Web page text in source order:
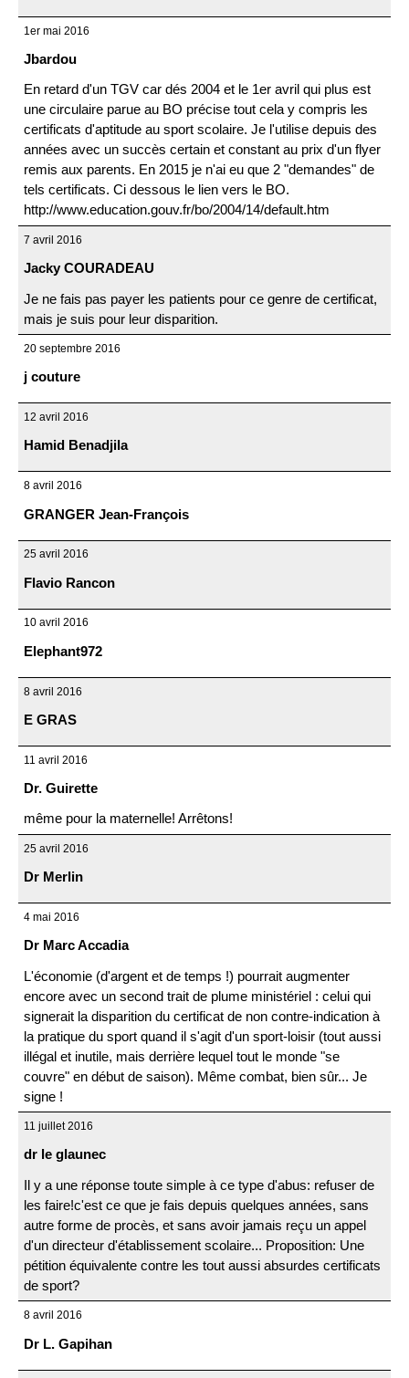
1er mai 2016
Jbardou
En retard d'un TGV car dés 2004 et le 1er avril qui plus est
une circulaire parue au BO précise tout cela y compris les
certificats d'aptitude au sport scolaire. Je l'utilise depuis des
années avec un succès certain et constant au prix d'un flyer
remis aux parents. En 2015 je n'ai eu que 2 "demandes" de
tels certificats. Ci dessous le lien vers le BO.
http://www.education.gouv.fr/bo/2004/14/default.htm
7 avril 2016
Jacky COURADEAU
Je ne fais pas payer les patients pour ce genre de certificat,
mais je suis pour leur disparition.
20 septembre 2016
j couture
12 avril 2016
Hamid Benadjila
8 avril 2016
GRANGER Jean-François
25 avril 2016
Flavio Rancon
10 avril 2016
Elephant972
8 avril 2016
E GRAS
11 avril 2016
Dr. Guirette
même pour la maternelle! Arrêtons!
25 avril 2016
Dr Merlin
4 mai 2016
Dr Marc Accadia
L'économie (d'argent et de temps !) pourrait augmenter
encore avec un second trait de plume ministériel : celui qui
signerait la disparition du certificat de non contre-indication à
la pratique du sport quand il s'agit d'un sport-loisir (tout aussi
illégal et inutile, mais derrière lequel tout le monde "se
couvre" en début de saison). Même combat, bien sûr... Je
signe !
11 juillet 2016
dr le glaunec
Il y a une réponse toute simple à ce type d'abus: refuser de
les faire!c'est ce que je fais depuis quelques années, sans
autre forme de procès, et sans avoir jamais reçu un appel
d'un directeur d'établissement scolaire... Proposition: Une
pétition équivalente contre les tout aussi absurdes certificats
de sport?
8 avril 2016
Dr L. Gapihan